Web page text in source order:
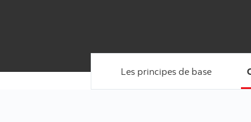
Les principes de base